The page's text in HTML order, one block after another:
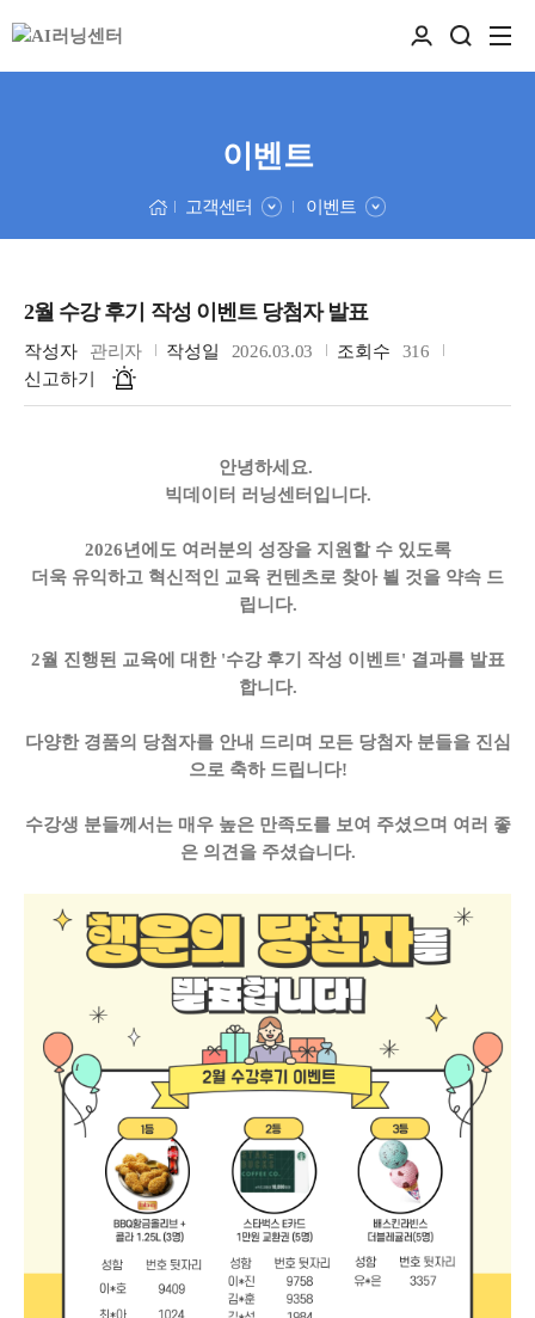
이벤트
고객센터 이벤트
2월 수강 후기 작성 이벤트 당첨자 발표
작성자 관리자 작성일 2026.03.03 조회수
316
신고하기
안녕하세요.
빅데이터 러닝센터입니다.
2026년에도 여러분의 성장을 지원할 수 있도록
더욱 유익하고 혁신적인 교육 컨텐츠로 찾아 뵐 것을 약속 드
립니다.
2월 진행된 교육에 대한 '수강 후기 작성 이벤트' 결과를 발표
합니다.
다양한 경품의 당첨자를 안내 드리며 모든 당첨자 분들을 진심
으로 축하 드립니다!
수강생 분들께서는 매우 높은 만족도를 보여 주셨으며 여러 좋
은 의견을 주셨습니다.